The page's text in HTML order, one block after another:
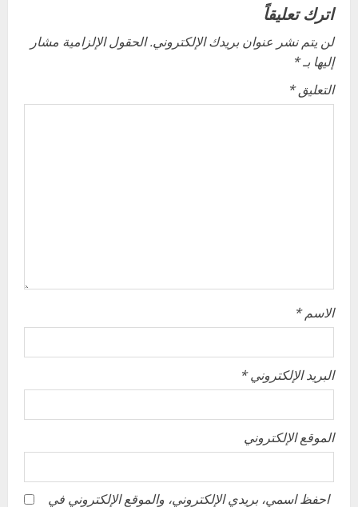
v
i
g
اترك تعليقاً
لن يتم نشر عنوان بريدك الإلكتروني. الحقول الإلزامية مشار
إليها بـ*
التعليق*
الاسم*
البريد الإلكتروني*
الموقع الإلكتروني
احفظ اسمي، بريدي الإلكتروني، والموقع الإلكتروني في